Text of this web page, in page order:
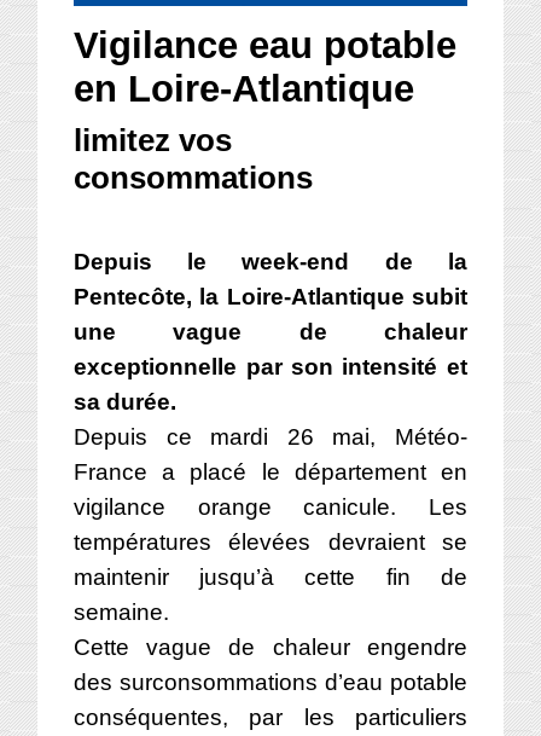
Vigilance eau potable
en Loire-Atlantique
limitez vos
consommations
Depuis le week-end de la
Pentecôte, la Loire-Atlantique subit
une vague de chaleur
exceptionnelle par son intensité et
sa durée.
Depuis ce mardi 26 mai, Météo-
France a placé le département en
vigilance orange canicule. Les
températures élevées devraient se
maintenir jusqu’à cette fin de
semaine.
Cette vague de chaleur engendre
des surconsommations d’eau potable
conséquentes, par les particuliers